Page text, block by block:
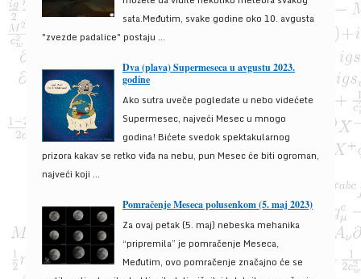
sata.Međutim, svake godine oko 10. avgusta
"zvezde padalice" postaju ...
Dva (plava) Supermeseca u avgustu 2023.
godine
Ako sutra uveče pogledate u nebo videćete
Supermesec, najveći Mesec u mnogo
godina! Bićete svedok spektakularnog
prizora kakav se retko viđa na nebu, pun Mesec će biti ogroman,
najveći koji ...
Pomračenje Meseca polusenkom (5. maj 2023)
Za ovaj petak (5. maj) nebeska mehanika
“pripremila” je pomračenje Meseca,
Međutim, ovo pomračenje značajno će se